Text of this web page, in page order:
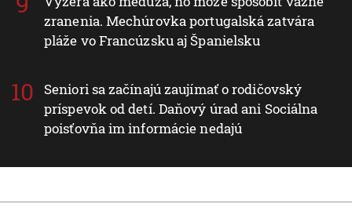
zranenia. Mechúrovka portugalská zatvára
pláže vo Francúzsku aj Španielsku
Seniori sa začínajú zaujímať o rodičovský
príspevok od detí. Daňový úrad ani Sociálna
poisťovňa im informácie nedajú